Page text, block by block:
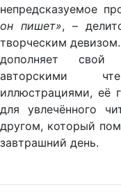
непредсказуемое
он пишет», –
творческим
дополняет свой
авторскими
иллюстрациями, её
для увлечённого
другом, который
завтрашний день.